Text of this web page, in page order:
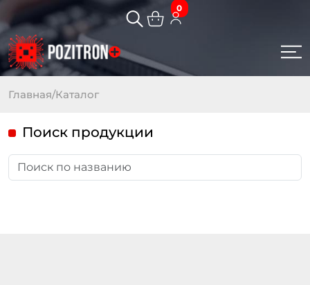
0
Главная/Каталог
Поиск продукции